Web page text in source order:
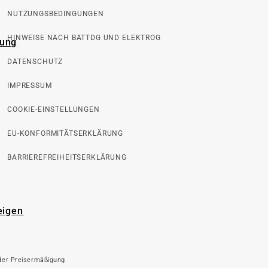
NUTZUNGSBEDINGUNGEN
HINWEISE NACH BATTDG UND ELEKTROG
DATENSCHUTZ
IMPRESSUM
COOKIE-EINSTELLUNGEN
EU-KONFORMITÄTSERKLÄRUNG
BARRIEREFREIHEITSERKLÄRUNG
Preisermäßigung